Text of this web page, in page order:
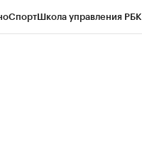
СпортШкола управления РБК